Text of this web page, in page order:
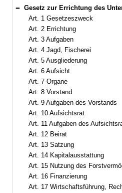
Bereich reduzieren
Gesetz zur Errichtung des Unternehmens „Bayerische Staatsforsten“
Art. 1 Gesetzeszweck
Art. 2 Errichtung
Art. 3 Aufgaben
Art. 4 Jagd, Fischerei
Art. 5 Ausgliederung
Art. 6 Aufsicht
Art. 7 Organe
Art. 8 Vorstand
Art. 9 Aufgaben des Vorstands
Art. 10 Aufsichtsrat
Art. 11 Aufgaben des
Art. 12 Beirat
Art. 13 Satzung
Art. 14 Kapitalausstattung
Art. 15 Nutzung des
Art. 16 Finanzierung
Art. 17 Wirtschaftsführung,